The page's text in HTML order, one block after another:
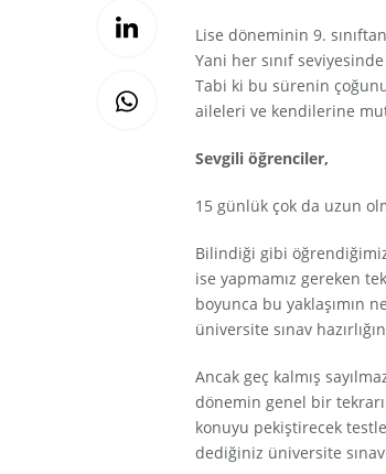
Lise döneminin 9.
Yani her sınıf
Tabi ki bu sürenin
aileleri ve kendilerine
Sevgili öğrenciler,
15 günlük çok da uzun
Bilindiği gibi
ise yapmamız gereken
boyunca bu yaklaşımın
üniversite sınav
Ancak geç kalmış
dönemin genel bir
konuyu pekiştirecek
dediğiniz üniversite